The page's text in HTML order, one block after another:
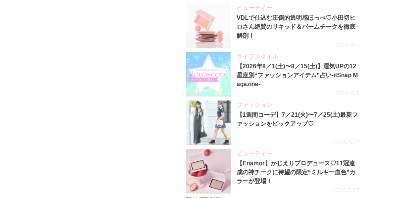
ビューティー
VDLで仕込む圧倒的透明感ほっぺ♡小田切ヒ
ロさん絶賛のリキッド＆バームチークを徹底
解剖！
2026.8.4
ライフスタイル
【2026年8／1(土)〜8／15(土)】運気UPの12
星座別“ファッションアイテム”占い-itSnap M
agazine-
2026.8.1
ファッション
【1週間コーデ】7／21(火)〜7／25(土)最新フ
ァッションをピックアップ♡
2026.7.29
ビューティー
【Enamor】かじえりプロデュース♡11冠達
成の神チークに待望の限定“ミルキー血色”カ
ラーが登場！
2026.7.27